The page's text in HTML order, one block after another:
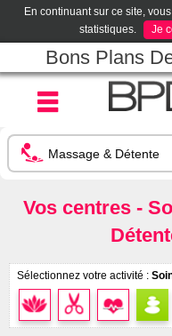
En continuant sur ce site,
statistiques.
Je
Bons Plans
Vos centres -
Sélectionnez votre activité :